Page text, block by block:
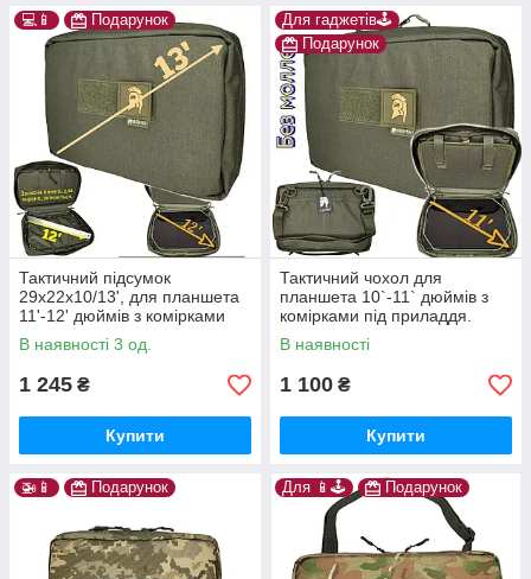
💻📱 Подарунок
Тактичний підсумок
29х22х10/13', для планшета
11'-12' дюймів з комірками
під приладдя. Хакі
В наявності 3 од.
1 245 ₴
Купити
Для гаджетів🕹️
Подарунок
Тактичний чохол для
планшета 10`-11` дюймів з
комірками під приладдя.
Адмін підсумок без моллє
для планшета
В наявності
1 100 ₴
Купити
🚁📱 Подарунок Для 📱🕹️ Подарунок